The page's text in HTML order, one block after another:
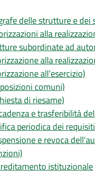
delle strutture e
alla
subordinate ad
alla
all’esercizio)
comuni)
di riesame)
e trasferibilità
periodica dei
e revoca
istituzionale